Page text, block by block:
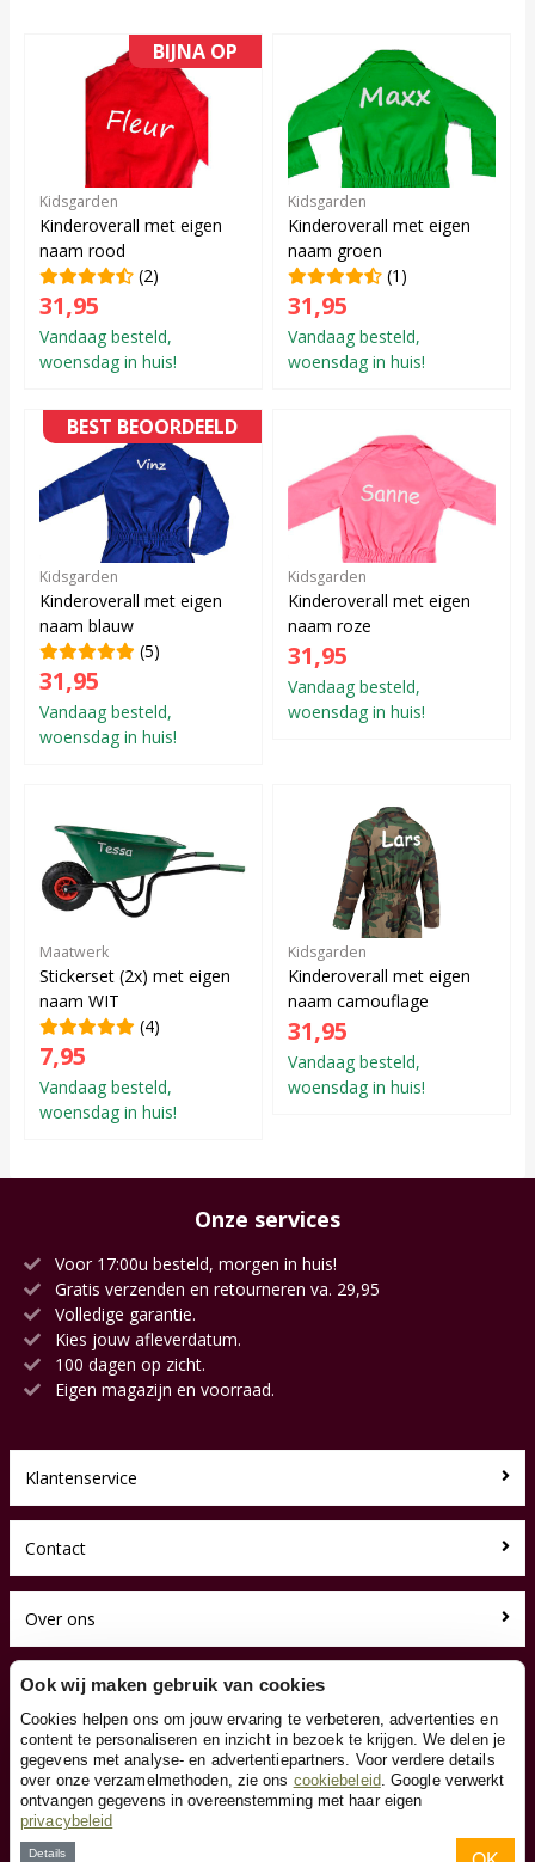
BIJNA OP
Kidsgarden
Kinderoverall met eigen
naam rood
(2)
31,95
Vandaag besteld,
woensdag in huis!
Kidsgarden
Kinderoverall met eigen
naam groen
(1)
31,95
Vandaag besteld,
woensdag in huis!
BEST BEOORDEELD
Kidsgarden
Kinderoverall met eigen
naam blauw
(5)
31,95
Vandaag besteld,
woensdag in huis!
Kidsgarden
Kinderoverall met eigen
naam roze
31,95
Vandaag besteld,
woensdag in huis!
Maatwerk
Stickerset (2x) met eigen
naam WIT
(4)
7,95
Vandaag besteld,
woensdag in huis!
Kidsgarden
Kinderoverall met eigen
naam camouflage
31,95
Vandaag besteld,
woensdag in huis!
Onze services
Voor 17:00u besteld, morgen in huis!
Gratis verzenden en retourneren va. 29,95
Volledige garantie.
Kies jouw afleverdatum.
100 dagen op zicht.
Eigen magazijn en voorraad.
Klantenservice
Contact
Over ons
Toyfan BV
Kinderkruiwagen.nl
Waterwinweg 9
7572 PD Oldenzaal
Tel. 0541-228000
Facebook
Instagram
Ook wij maken gebruik van cookies
Cookies helpen ons om jouw ervaring te verbeteren, advertenties en
content te personaliseren en inzicht in bezoek te krijgen. We delen je
gegevens met analyse- en advertentiepartners. Voor verdere details
over onze verzamelmethoden, zie ons cookiebeleid. Google verwerkt
ontvangen gegevens in overeenstemming met haar eigen
privacybeleid
Details